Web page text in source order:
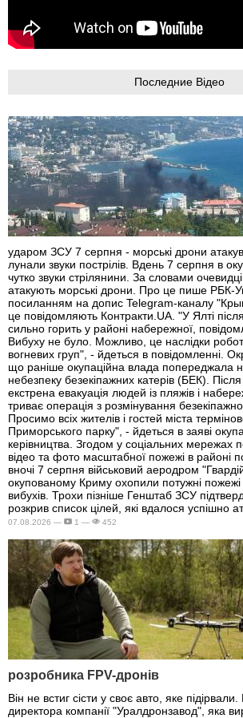
Последние Відео
ударом ЗСУ 7 серпня - морські дрони
лунали звуки пострілів. Вдень 7 серпня в
чутко звуки стрілянини. За словами
атакують морські дрони. Про це пише РБК-
посиланням на допис Telegram-каналу
це повідомляють Контракти.UA. "У Ялті
сильно горить у районі набережної,
Вибуху не було. Можливо, це наслідки
вогневих груп", - йдеться в повідомленні.
що раніше окупаційна влада попереджала
небезпеку безекіпажних катерів (БЕК).
екстрена евакуація людей із пляжів і
триває операція з розмінування
Просимо всіх жителів і гостей міста
Приморського парку", - йдеться в заяві
керівництва. Згодом у соціальних мережах
відео та фото масштабної пожежі в районі
вночі 7 серпня військовий аеродром
окупованому Криму охопили потужні пожежі
вибухів. Трохи пізніше Генштаб ЗСУ
розкрив список цілей, які вдалося успішно
07.08.2026 — 1 — 452
розробника FPV-дронів
Він не встиг сісти у своє авто, яке
директора компанії "Уралдронзавод", яка